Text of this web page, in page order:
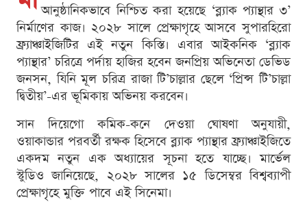
আনুষ্ঠানিকভাবে নিশ্চিত করা হয়েছে ‘ব্ল্যাক প্যান্থার ৩’
নির্মাণের কাজ। ২০২৮ সালে প্রেক্ষাগৃহে আসবে সুপারহিরো
ফ্র্যাঞ্চাইজিটির এই নতুন কিস্তি। এবার আইকনিক ‘ব্ল্যাক
প্যান্থার’ চরিত্রে পর্দায় হাজির হবেন জনপ্রিয় অভিনেতা ডেভিড
জনসন, যিনি মূল চরিত্র রাজা টি’চাল্লার ছেলে ‘প্রিন্স টি’চাল্লা
দ্বিতীয়’-এর ভূমিকায় অভিনয় করবেন।
সান দিয়েগো কমিক-কনে দেওয়া ঘোষণা অনুযায়ী,
ওয়াকান্ডার পরবর্তী রক্ষক হিসেবে ব্ল্যাক প্যান্থার ফ্র্যাঞ্চাইজিতে
একদম নতুন এক অধ্যায়ের সূচনা হতে যাচ্ছে। মার্ভেল
স্টুডিও জানিয়েছে, ২০২৮ সালের ১৫ ডিসেম্বর বিশ্বব্যাপী
প্রেক্ষাগৃহে মুক্তি পাবে এই সিনেমা।